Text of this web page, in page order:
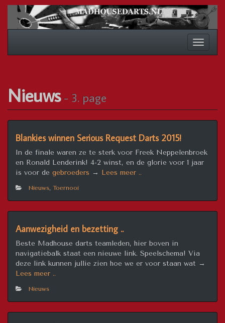
Spring
inhoud
Schakel
Nieuws- 3. page
Blankies winnen Serious Request Darts 2015!
In de finale waren ze te sterk voor Freek Neppelenbroek
en Ronald Lenderink! 4-2 winst, en de glorie voor 1 jaar
is voor de gebroeders → Lees meer ..
Request
Darts
Nieuws Toernooi
Aanwezigheid en bezetting ..
Beste Madhouse darts teamleden, hier boven in
navigatiebalk staat een nieuwe link. Speelschema! Via
deze link kunnen jullie zien hoe we er voor staan wat →
Lees meer ..
..”
Nieuws